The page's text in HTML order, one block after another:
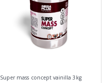
Super mass concept vainilla 3kg